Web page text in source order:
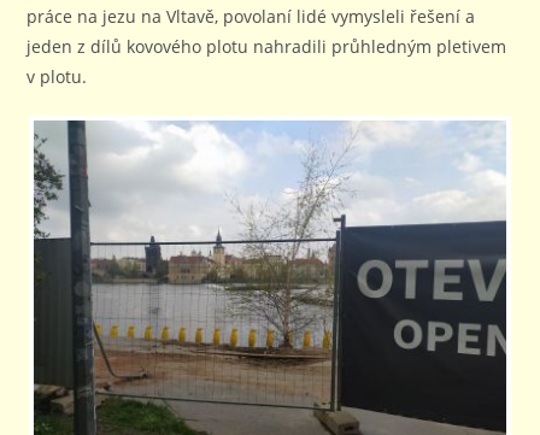
práce na jezu na Vltavě, povolaní lidé vymysleli řešení a
jeden z dílů kovového plotu nahradili průhledným pletivem
v plotu.